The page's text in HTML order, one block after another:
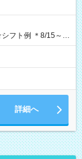
：00 ＊8/31
00 ＊9/6～
詳細へ